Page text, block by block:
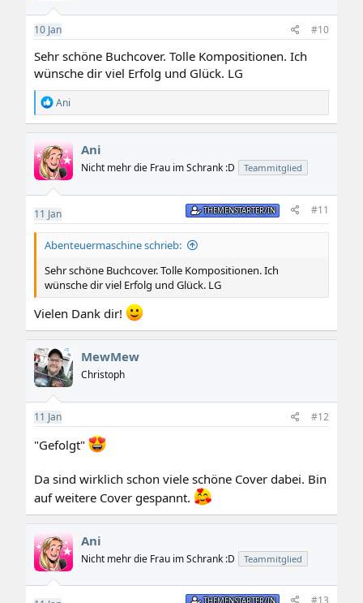
10 Jan #10
Sehr schöne Buchcover. Tolle Kompositionen. Ich
wünsche dir viel Erfolg und Glück. LG
R
e
a
t
i
o
n
n
Ani
Ani
Nicht mehr die Frau im Schrank :D Teammitglied
11 Jan THEMENSTARTER/IN #11
Abenteuermaschine schrieb:
Sehr schöne Buchcover. Tolle Kompositionen. Ich
wünsche dir viel Erfolg und Glück. LG
Vielen Dank dir!
MewMew
Christoph
11 Jan #12
"Gefolgt"
Da sind wirklich schon viele schöne Cover dabei. Bin
auf weitere Cover gespannt.
Ani
Nicht mehr die Frau im Schrank :D Teammitglied